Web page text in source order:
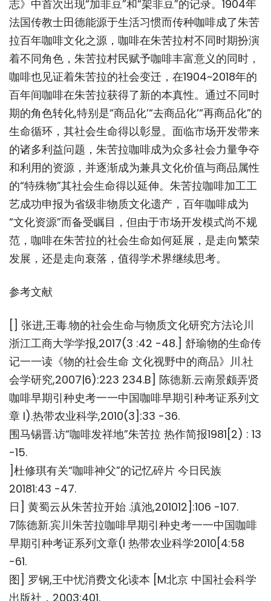
志》中首次出现“加非豆”和“架非豆”的记录。1904年
法国传教士田德能源于生活习惯而传种咖啡成了朱苦
拉百年咖啡文化之源，咖啡在朱苦拉村不同时期扮演
着不同角色，朱苦拉村民赋予咖啡丰富意义的同时，
咖啡也见证着朱苦拉的社会变迁，在1904~2018年的
百年间咖啡在朱苦拉获得了新的本真性。通过不同时
期的角色转化,特别是“商品化’“去商品化’“再商品化”的
生命循环，其社会生命得以彰显。面临市场开发带来
的诸多利益问题，朱苦拉咖啡成为众多社会力量争夺
和利用的资源，并逐渐成为兼具文化价值与商品属性
的“特殊物”其社会生命得以延伸。朱苦拉咖啡加工工
艺成功申报为省级非物质文化遗产，百年咖啡成为
“文化资源”而备受瞩目，但由于市场开发模式尚不规
范，咖啡在朱苦拉的社会生命如何延展，是走向繁荣
发展，还是走向衰落，值得学术界继续思考。
参考文献
[] 张进,王毒.物的社会生命与物质文化研究方法论川
浙江工商大学学报,2017(3 :42 -48.] 舒瑜物的生命传
记一一读《物的社会生命 文化视野中的商品》川.社
会学研究,2007|6):223 234.B] 陈德新.云南景颇弄贤
咖啡早期引种史考一一中国咖啡早期引种考证系列文
章 I).热带农业科学,2010(3]:33 -36.
围马锡晋.访“咖啡发祥地”朱苦拉 热作简报1981[2) : 13
-15.
]杜修琪有关“咖啡神父”的记忆碎片 今日民族
20181:43 -47.
日] 黄蜀云从朱苦拉开始 .滇池,201012]:106 -107.
7陈德新.宾川朱苦拉咖啡早期引种史考一一中国咖啡
早期引种考证系列文章(I 热带农业科学2010[4:58
-61.
图] 罗钢,王中忧消费文化读本 [M北京 中国社会科学
出版社，2003:401.